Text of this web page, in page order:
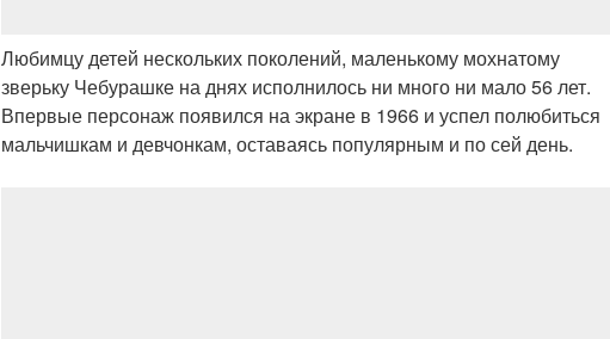
Любимцу детей нескольких поколений, маленькому мохнатому
зверьку Чебурашке на днях исполнилось ни много ни мало 56 лет.
Впервые персонаж появился на экране в 1966 и успел полюбиться
мальчишкам и девчонкам, оставаясь популярным и по сей день.